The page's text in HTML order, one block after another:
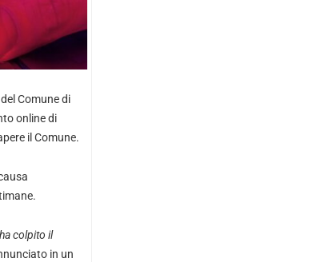
Comune di
online di
il Comune.
colpito il
in un